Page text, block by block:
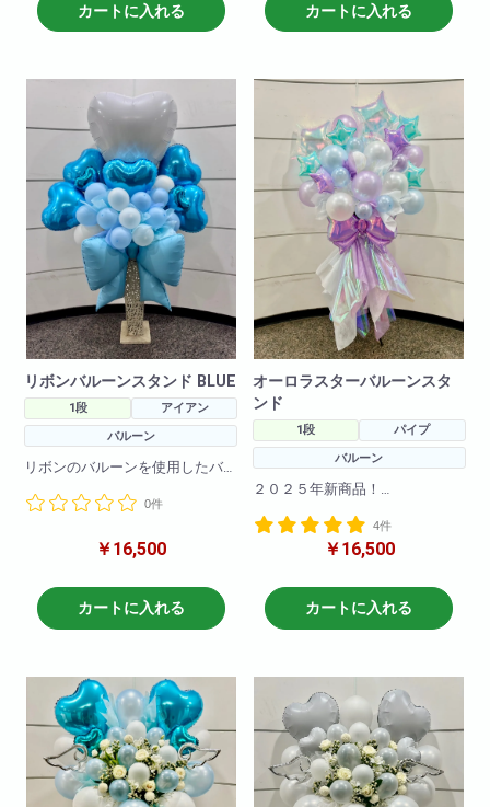
大人気の商品です!是非お試しく
ださいませ。
たしますので
何卒ご了承ください。
カートに入れる
ださいませ。
※写真はイメージです
何卒ご了承ください。
カートに入れる
リボンバルーンスタンド BLUE
1段
アイアン
バルーン
リボンのバルーンを使用したバ
バルーンのお色の変更も可能で
W80
0件
￥16,500
カートに入れる
オーロラスターバルーンスタ
ンド
1段
パイプ
バルーン
２０２５年新商品！
用した
バルーンスタンドです。
バルーンのお色の変更も可能で
す!
4件
￥16,500
カートに入れる